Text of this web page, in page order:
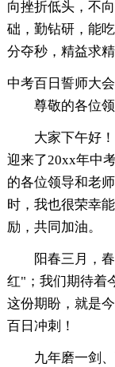
向挫折低头，不
础，勤钻研，能
分夺秒，精益求精
中考百日誓师大
尊敬的各位
大家下午好
迎来了20xx年中
的各位领导和老
时，我也很荣幸
励，共同加油。
阳春三月，
红"；我们期待着
这份期盼，就是
百日冲刺！
九年磨一剑